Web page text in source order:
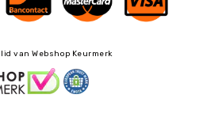
van Webshop Keurmerk